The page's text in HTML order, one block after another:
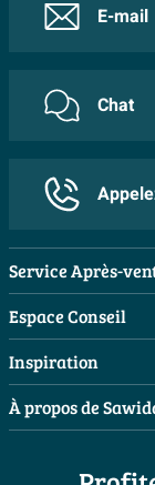
E-mail
Chat
Service Après-
FAQ
Commander
Payer
Livraison / retrait
Espace Conseil
Visite sur rendez-
Demandez votre
Planificateur 3D
Inspiration
Salles de bains
Inspiration
Moodboards
À propos de